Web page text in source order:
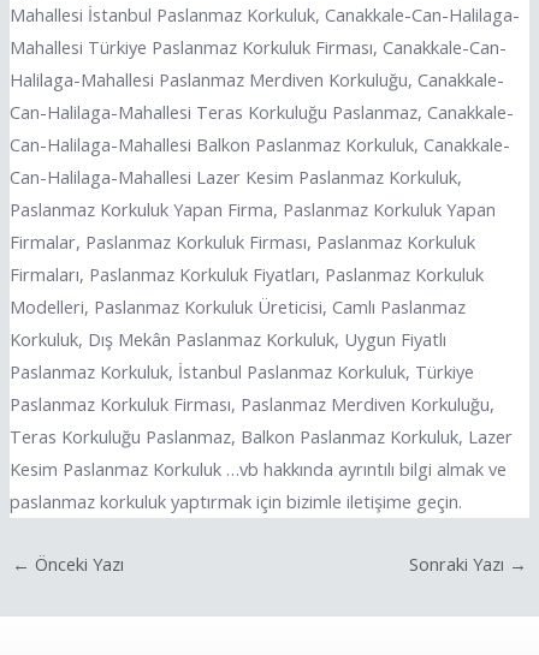
Mahallesi İstanbul Paslanmaz Korkuluk, Canakkale-Can-Halilaga-
Mahallesi Türkiye Paslanmaz Korkuluk Firması, Canakkale-Can-
Halilaga-Mahallesi Paslanmaz Merdiven Korkuluğu, Canakkale-
Can-Halilaga-Mahallesi Teras Korkuluğu Paslanmaz, Canakkale-
Can-Halilaga-Mahallesi Balkon Paslanmaz Korkuluk, Canakkale-
Can-Halilaga-Mahallesi Lazer Kesim Paslanmaz Korkuluk,
Paslanmaz Korkuluk Yapan Firma, Paslanmaz Korkuluk Yapan
Firmalar, Paslanmaz Korkuluk Firması, Paslanmaz Korkuluk
Firmaları, Paslanmaz Korkuluk Fiyatları, Paslanmaz Korkuluk
Modelleri, Paslanmaz Korkuluk Üreticisi, Camlı Paslanmaz
Korkuluk, Dış Mekân Paslanmaz Korkuluk, Uygun Fiyatlı
Paslanmaz Korkuluk, İstanbul Paslanmaz Korkuluk, Türkiye
Paslanmaz Korkuluk Firması, Paslanmaz Merdiven Korkuluğu,
Teras Korkuluğu Paslanmaz, Balkon Paslanmaz Korkuluk, Lazer
Kesim Paslanmaz Korkuluk …vb hakkında ayrıntılı bilgi almak ve
paslanmaz korkuluk yaptırmak için bizimle iletişime geçin.
← Önceki Yazı Sonraki Yazı →